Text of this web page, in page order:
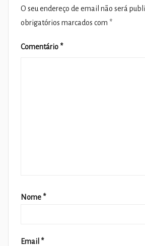
O seu endereço de email não será
obrigatórios marcados com *
Comentário *
Nome *
Email *